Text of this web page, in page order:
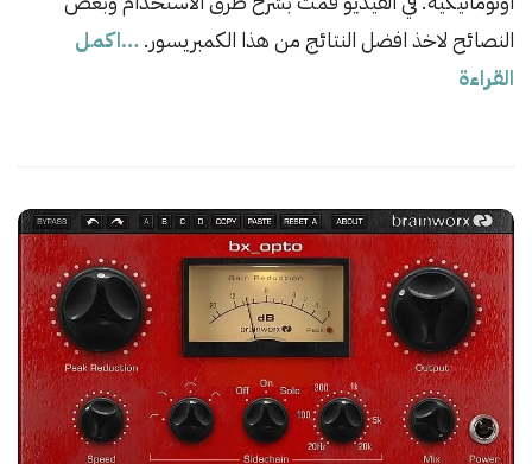
النصائح لاخذ افضل النتائج من هذا الكمبريسور.…اكمل
القراءة